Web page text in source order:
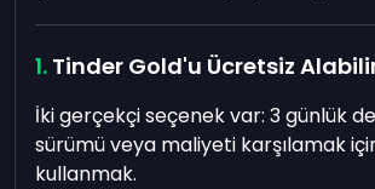
Tinder Gold'u Ücretsiz
İki gerçekçi seçenek var: 3 günlük
sürümü veya maliyeti karşılamak
kullanmak.